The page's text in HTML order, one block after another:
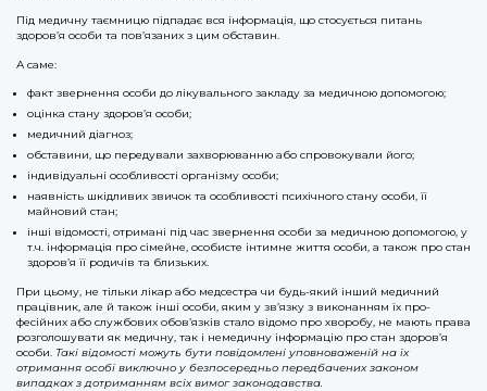
Під медичну таємницю підпадає вся інформація, що стосується питань
здоров’я особи та пов’язаних з цим обставин.
А саме:
факт звернення особи до лікувального закладу за медичною допомогою;
оцінка стану здоров’я особи;
медичний діагноз;
обставини, що передували захворюванню або спровокували його;
індивідуальні особливості організму особи;
наявність шкідливих звичок та особливості психічного стану особи, її
майновий стан;
інші відомості, отримані під час звернення особи за медичною допомогою, у
т.ч. інформація про сімейне, особисте інтимне життя особи, а також про стан
здоров’я її родичів та близьких.
При цьому, не тільки лікар або медсестра чи будь-який інший медичний
працівник, але й також інші особи, яким у зв’язку з виконанням їх про­
фесійних або службових обов’язків стало відомо про хворобу, не мають права
розголошувати як медичну, так і немедичну інформацію про стан здоров’я
особи. Такі відомості можуть бути повідомлені уповноваженій на їх
отримання особі виключно у безпосередньо перед­бачених законом
випадках з дотриманням всіх вимог законодавства.